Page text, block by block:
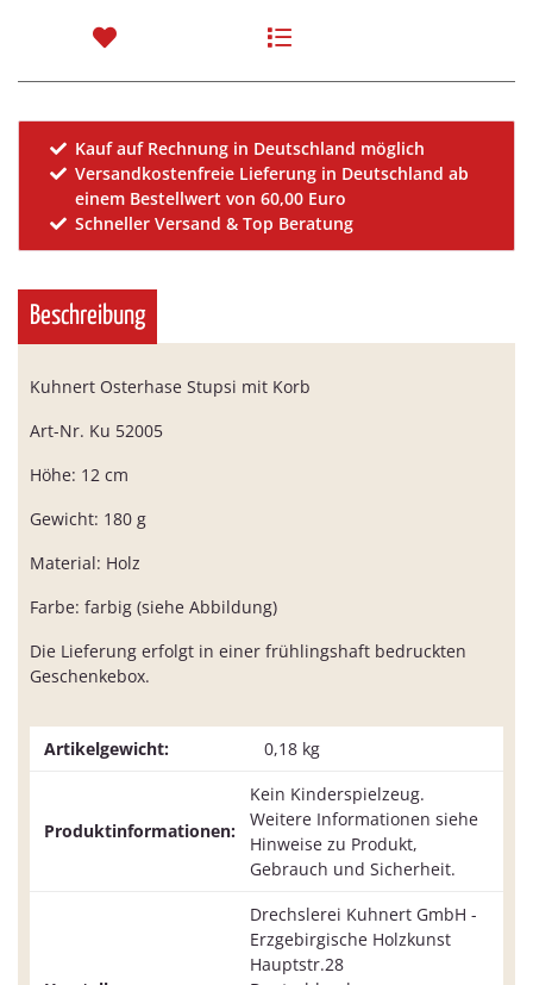
Kauf auf Rechnung in Deutschland möglich
Versandkostenfreie Lieferung in Deutschland ab
einem Bestellwert von 60,00 Euro
Schneller Versand & Top Beratung
Beschreibung
Kuhnert Osterhase Stupsi mit Korb
Art-Nr. Ku 52005
Höhe: 12 cm
Gewicht: 180 g
Material: Holz
Farbe: farbig (siehe Abbildung)
Die Lieferung erfolgt in einer frühlingshaft bedruckten
Geschenkebox.
Artikelgewicht: 0,18 kg
Produktinformationen:
Kein Kinderspielzeug.
Weitere Informationen siehe
Hinweise zu Produkt,
Gebrauch und Sicherheit.
Drechslerei Kuhnert GmbH -
Erzgebirgische Holzkunst
Hauptstr.28